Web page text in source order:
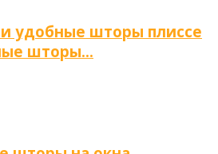
удобные шторы плиссе
шторы…